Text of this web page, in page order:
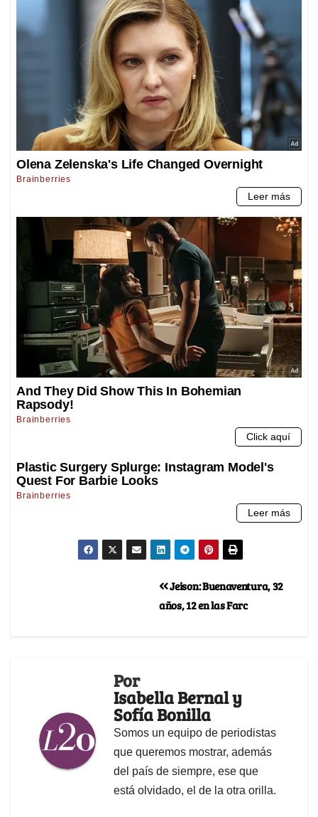
Jeison: Buenaventura, 32
años, 12 en las Farc
Por
Isabella Bernal y
Sofía Bonilla
Somos un equipo de periodistas
que queremos mostrar, además
del país de siempre, ese que
está olvidado, el de la otra orilla.